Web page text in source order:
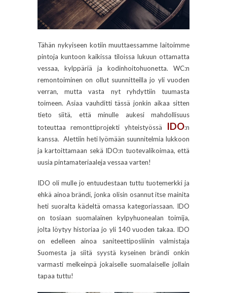
Tähän nykyiseen kotiin muuttaessamme laitoimme
pintoja kuntoon kaikissa tiloissa lukuun ottamatta
vessaa, kylppäriä ja kodinhoitohuonetta. WC:n
remontoiminen on ollut suunnitteilla jo yli vuoden
verran, mutta vasta nyt ryhdyttiin tuumasta
toimeen. Asiaa vauhditti tässä jonkin aikaa sitten
tieto siitä, että minulle aukesi mahdollisuus
toteuttaa remonttiprojekti yhteistyössä
IDO:n
kanssa. Alettiin heti lyömään suunnitelmia lukkoon
ja kartoittamaan sekä IDO:n tuotevalikoimaa, että
uusia pintamateriaaleja vessaa varten!
IDO oli mulle jo entuudestaan tuttu tuotemerkki ja
ehkä ainoa brändi, jonka olisin osannut itse mainita
heti suoralta kädeltä omassa kategoriassaan. IDO
on tosiaan suomalainen kylpyhuonealan toimija,
jolta löytyy historiaa jo yli 140 vuoden takaa. IDO
on edelleen ainoa saniteettiposliinin valmistaja
Suomesta ja siitä syystä kyseinen brändi onkin
varmasti melkeinpä jokaiselle suomalaiselle jollain
tapaa tuttu!